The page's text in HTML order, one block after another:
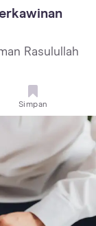
Rasulullah
Simpan